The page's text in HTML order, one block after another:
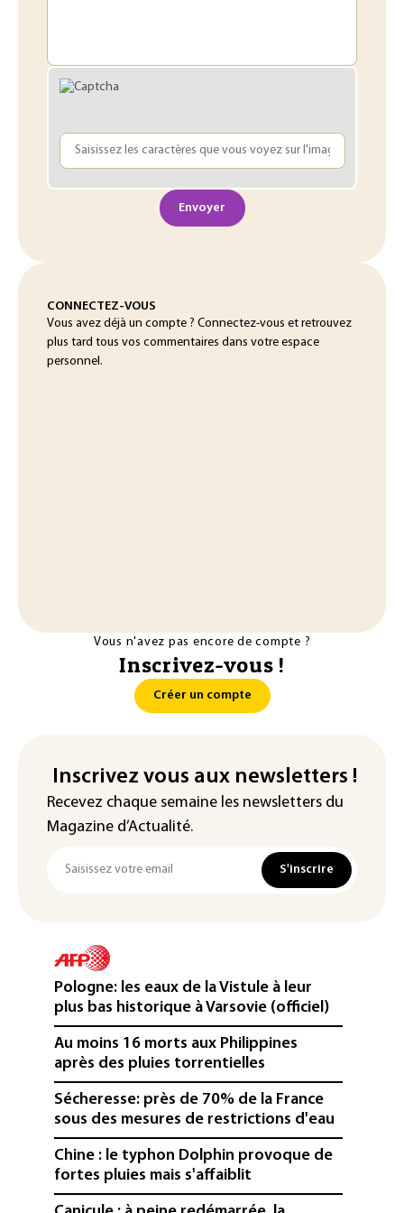
Envoyer
CONNECTEZ-VOUS
Vous avez déjà un compte ? Connectez-vous et retrouvez
plus tard tous vos commentaires dans votre espace
personnel.
Vous n'avez pas encore de compte ?
Inscrivez-vous !
Créer un compte
Inscrivez vous aux newsletters !
Recevez chaque semaine les newsletters du
Magazine d’Actualité.
S'inscrire
Pologne: les eaux de la Vistule à leur
plus bas historique à Varsovie (officiel)
Au moins 16 morts aux Philippines
après des pluies torrentielles
Sécheresse: près de 70% de la France
sous des mesures de restrictions d'eau
Chine : le typhon Dolphin provoque de
fortes pluies mais s'affaiblit